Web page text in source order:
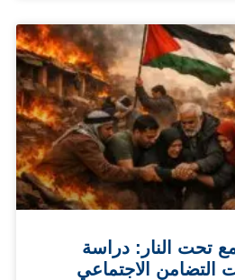
تحت النار: دراسة
التضامن الاجتماعي